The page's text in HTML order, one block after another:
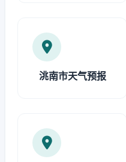
洮南市天气预报